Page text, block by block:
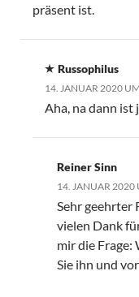
präsent ist.
Russophilus
14. JANUAR 2020
Aha, na dann
Reiner Sinn
14. JANUAR 2020
Sehr geehrter
vielen Dank
mir die Frage:
Sie ihn und